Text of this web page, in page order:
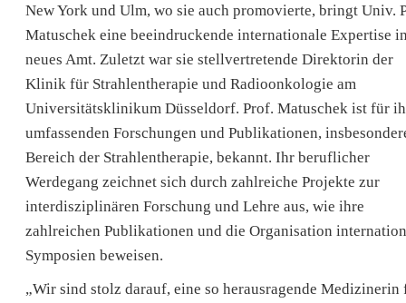
New York und Ulm, wo sie auch promovierte, bringt Univ.
Matuschek eine beeindruckende internationale Expertise
neues Amt. Zuletzt war sie stellvertretende Direktorin der
Klinik für Strahlentherapie und Radioonkologie am
Universitätsklinikum Düsseldorf. Prof. Matuschek ist für
umfassenden Forschungen und Publikationen,
Bereich der Strahlentherapie, bekannt. Ihr beruflicher
Werdegang zeichnet sich durch zahlreiche Projekte zur
interdisziplinären Forschung und Lehre aus, wie ihre
zahlreichen Publikationen und die Organisation
Symposien beweisen.
„Wir sind stolz darauf, eine so herausragende Medizinerin